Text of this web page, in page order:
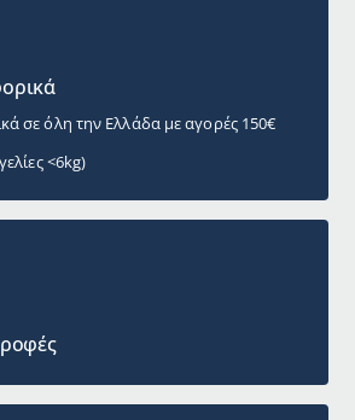
σε όλη την Ελλάδα με αγορές 150€
<6kg)